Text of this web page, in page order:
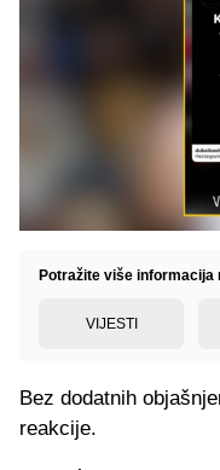
Potražite više informacija
VIJESTI
Bez dodatnih
reakcije.